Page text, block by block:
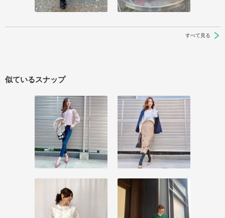
すべて見る
似ているスナップ